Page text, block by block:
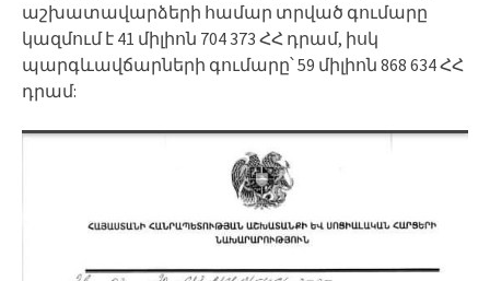
աշխատավարձերի համար տրված գումարը
կազմում է 41 միլիոն 704 373 ՀՀ դրամ, իսկ
պարգևավճարների գումարը՝ 59 միլիոն 868 634 ՀՀ
դրամ: